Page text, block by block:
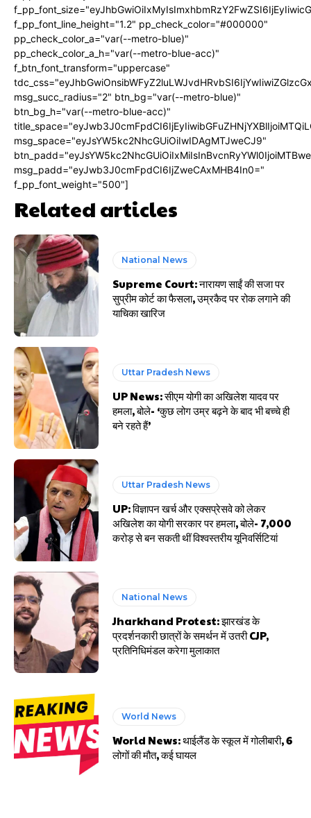
f_pp_font_line_height="1.2" pp_check_color="#000000"
pp_check_color_a="var(--metro-blue)"
pp_check_color_a_h="var(--metro-blue-acc)"
f_btn_font_transform="uppercase"
msg_succ_radius="2" btn_bg="var(--metro-blue)"
btn_bg_h="var(--metro-blue-acc)"
msg_space="eyJsYW5kc2NhcGUiOiIwIDAgMTJweCJ9"
msg_padd="eyJwb3J0cmFpdCI6IjZweCAxMHB4In0="
f_pp_font_weight="500"]
Related articles
National News
Supreme Court: नारायण साईं की सजा पर
सुप्रीम कोर्ट का फैसला, उम्रकैद पर रोक लगाने की
याचिका खारिज
Uttar Pradesh News
UP News: सीएम योगी का अखिलेश यादव पर
हमला, बोले- ‘कुछ लोग उम्र बढ़ने के बाद भी बच्चे ही
बने रहते हैं’
Uttar Pradesh News
UP: विज्ञापन खर्च और एक्सप्रेसवे को लेकर
अखिलेश का योगी सरकार पर हमला, बोले- 7,000
करोड़ से बन सकती थीं विश्वस्तरीय यूनिवर्सिटियां
National News
Jharkhand Protest: झारखंड के
प्रदर्शनकारी छात्रों के समर्थन में उतरी CJP,
प्रतिनिधिमंडल करेगा मुलाकात
World News
World News: थाईलैंड के स्कूल में गोलीबारी, 6
लोगों की मौत, कई घायल